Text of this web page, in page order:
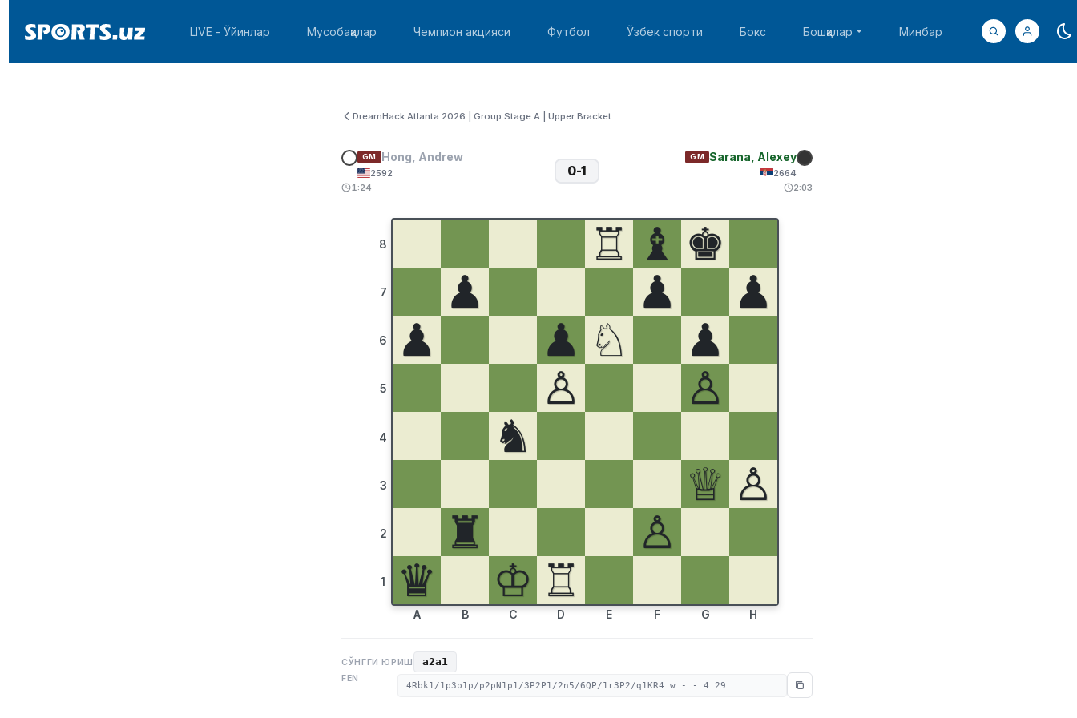
LIVE - Ўйинлар Мусобақалар Чемпион акцияси Футбол Ўзбек спорти Бокс Бошқалар Минбар
DreamHack Atlanta 2026 | Group Stage A | Upper Bracket
GM Hong, Andrew
2592
1:24
0-1
GM Sarana, Alexey
2664
2:03
8
7
6
5
4
3
2
1
♖ ♝ ♚
♟
♟
♟
♟
♟ ♘
♟
♙
♙
♞
♕ ♙
♜
♙
♛
♔ ♖
A B C D E F G H
СЎНГГИ ЮРИШ a2a1
FEN
4Rbk1/1p3p1p/p2pN1p1/3P2P1/2n5/6QP/1r3P2/q1KR4 w - - 4 29